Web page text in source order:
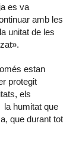
es va
amb les
unitat de les
estan
protegit
els
la humitat que
que durant tot